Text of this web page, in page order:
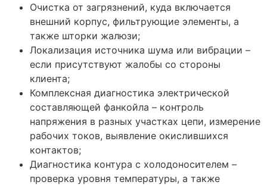
Очистка от загрязнений, куда включается
внешний корпус, фильтрующие элементы, а
также шторки жалюзи;
Локализация источника шума или вибрации –
если присутствуют жалобы со стороны
клиента;
Комплексная диагностика электрической
составляющей фанкойла – контроль
напряжения в разных участках цепи, измерение
рабочих токов, выявление окислившихся
контактов;
Диагностика контура с холодоносителем –
проверка уровня температуры, а также